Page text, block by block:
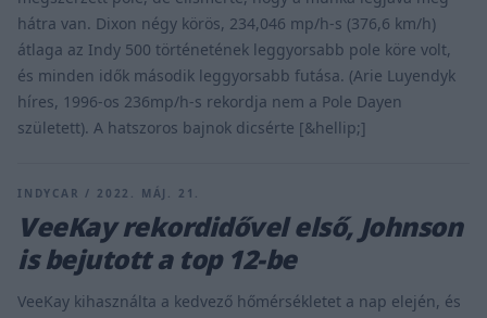
hátra van. Dixon négy körös, 234,046 mp/h-s (376,6 km/h)
átlaga az Indy 500 történetének leggyorsabb pole köre volt,
és minden idők második leggyorsabb futása. (Arie Luyendyk
híres, 1996-os 236mp/h-s rekordja nem a Pole Dayen
született). A hatszoros bajnok dicsérte [&hellip;]
INDYCAR / 2022. MÁJ. 21.
VeeKay rekordidővel első, Johnson
is bejutott a top 12-be
VeeKay kihasználta a kedvező hőmérsékletet a nap elején, és